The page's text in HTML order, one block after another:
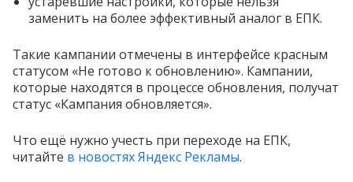
заменить на более эффективный аналог в ЕПК.
Такие кампании отмечены в интерфейсе красным
статусом «Не готово к обновлению». Кампании,
которые находятся в процессе обновления, получат
статус «Кампания обновляется».
Что ещё нужно учесть при переходе на ЕПК,
читайте в новостях Яндекс Рекламы.